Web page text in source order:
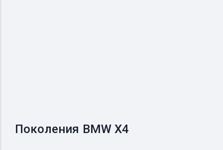
Поколения BMW X4